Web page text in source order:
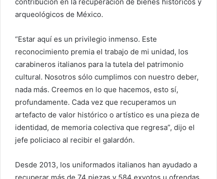
contribución en la recuperación de bienes históricos y
arqueológicos de México.
“Estar aquí es un privilegio inmenso. Este
reconocimiento premia el trabajo de mi unidad, los
carabineros italianos para la tutela del patrimonio
cultural. Nosotros sólo cumplimos con nuestro deber,
nada más. Creemos en lo que hacemos, esto sí,
profundamente. Cada vez que recuperamos un
artefacto de valor histórico o artístico es una pieza de
identidad, de memoria colectiva que regresa”, dijo el
jefe policiaco al recibir el galardón.
Desde 2013, los uniformados italianos han ayudado a